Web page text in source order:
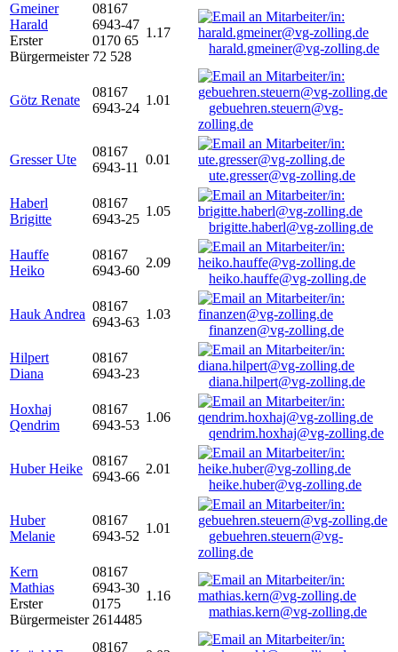
Gmeiner
Harald
Erster
Bürgermeister
08167
6943-47
0170 65
72 528
1.17
harald.gmeiner@vg-zolling.de
Götz Renate
08167
6943-24
1.01
gebuehren.steuern@vg-
zolling.de
Gresser Ute
08167
6943-11
0.01
ute.gresser@vg-zolling.de
Haberl
Brigitte
08167
6943-25
1.05
brigitte.haberl@vg-zolling.de
Hauffe
Heiko
08167
6943-60
2.09
heiko.hauffe@vg-zolling.de
Hauk Andrea
08167
6943-63
1.03
finanzen@vg-zolling.de
Hilpert
Diana
08167
6943-23
diana.hilpert@vg-zolling.de
Hoxhaj
Qendrim
08167
6943-53
1.06
qendrim.hoxhaj@vg-zolling.de
Huber Heike
08167
6943-66
2.01
heike.huber@vg-zolling.de
Huber
Melanie
08167
6943-52
1.01
gebuehren.steuern@vg-
zolling.de
Kern
Mathias
Erster
Bürgermeister
08167
6943-30
0175
2614485
1.16
mathias.kern@vg-zolling.de
08167